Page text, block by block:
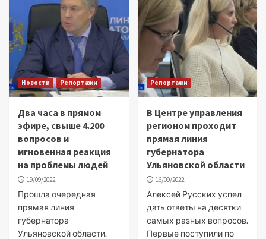
Новости Репортажи
Два часа в прямом
эфире, свыше 4.200
вопросов и
мгновенная реакция
на проблемы людей
19/09/2022
Прошла очередная
прямая линия
губернатора
Ульяновской области.
Репортажи
В Центре управления
регионом проходит
прямая линия
губернатора
Ульяновской области
16/09/2022
Алексей Русских успел
дать ответы на десятки
самых разных вопросов.
Первые поступили по